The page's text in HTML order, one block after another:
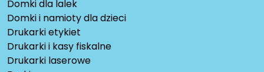
Domki dla lalek
Domki i namioty dla dzieci
Drukarki etykiet
Drukarki i kasy fiskalne
Drukarki laserowe